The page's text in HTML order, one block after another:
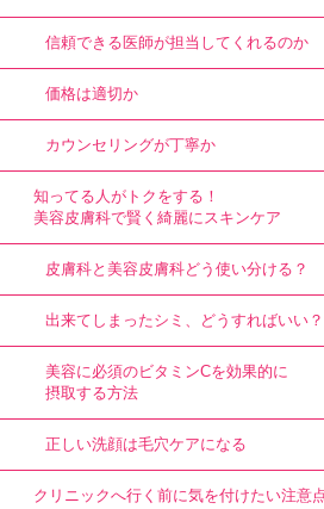
信頼できる医師が担当してくれるのか
価格は適切か
カウンセリングが丁寧か
知ってる人がトクをする！
美容皮膚科で賢く綺麗にスキンケア
皮膚科と美容皮膚科どう使い分ける？
出来てしまったシミ、どうすればいい？
美容に必須のビタミンCを効果的に
摂取する方法
正しい洗顔は毛穴ケアになる
クリニックへ行く前に気を付けたい注意